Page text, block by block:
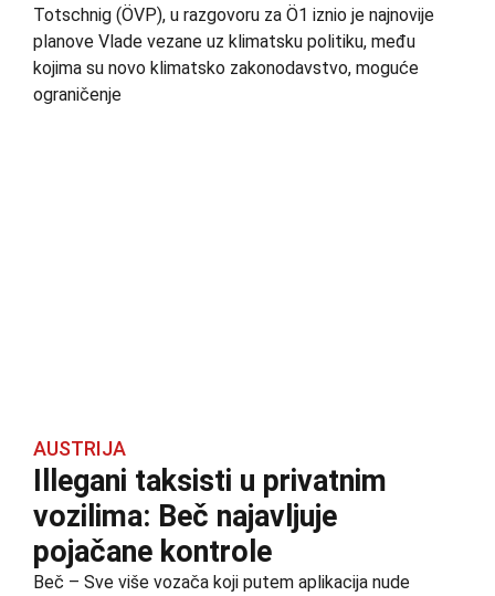
Totschnig (ÖVP), u razgovoru za Ö1 iznio je najnovije
planove Vlade vezane uz klimatsku politiku, među
kojima su novo klimatsko zakonodavstvo, moguće
ograničenje
AUSTRIJA
Illegani taksisti u privatnim
vozilima: Beč najavljuje
pojačane kontrole
Beč – Sve više vozača koji putem aplikacija nude